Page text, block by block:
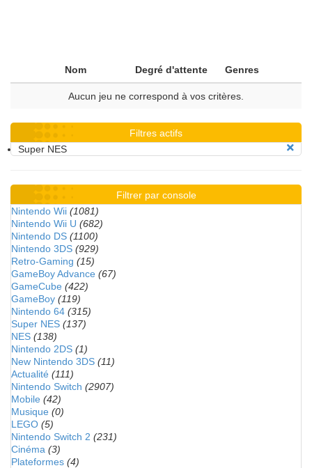
Nom Degré d'attente Genres
Aucun jeu ne correspond à vos critères.
Filtres actifs
Super NES
Filtrer par console
Nintendo Wii (1081)
Nintendo Wii U (682)
Nintendo DS (1100)
Nintendo 3DS (929)
Retro-Gaming (15)
GameBoy Advance (67)
GameCube (422)
GameBoy (119)
Nintendo 64 (315)
Super NES (137)
NES (138)
Nintendo 2DS (1)
New Nintendo 3DS (11)
Actualité (111)
Nintendo Switch (2907)
Mobile (42)
Musique (0)
LEGO (5)
Nintendo Switch 2 (231)
Cinéma (3)
Plateformes (4)